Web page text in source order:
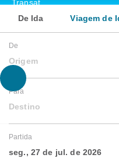
De Ida Viagem de
De
Origem
Para
Destino
Partida
seg., 27 de jul. de 2026